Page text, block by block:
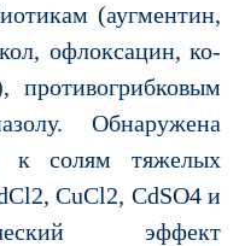
(аугментин,
офлоксацин, ко-
противогрибковым
Обнаружена
к солям тяжелых
CuCl2, CdSO4 и
эффект